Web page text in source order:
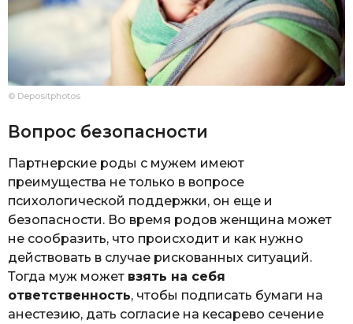
© Depositphotos
Вопрос безопасности
Партнерские роды с мужем имеют
преимущества не только в вопросе
психологической поддержки, он еще и
безопасности. Во время родов женщина может
не сообразить, что происходит и как нужно
действовать в случае рискованных ситуаций.
Тогда муж может взять на себя
ответственность, чтобы подписать бумаги на
анестезию, дать согласие на кесарево сечение